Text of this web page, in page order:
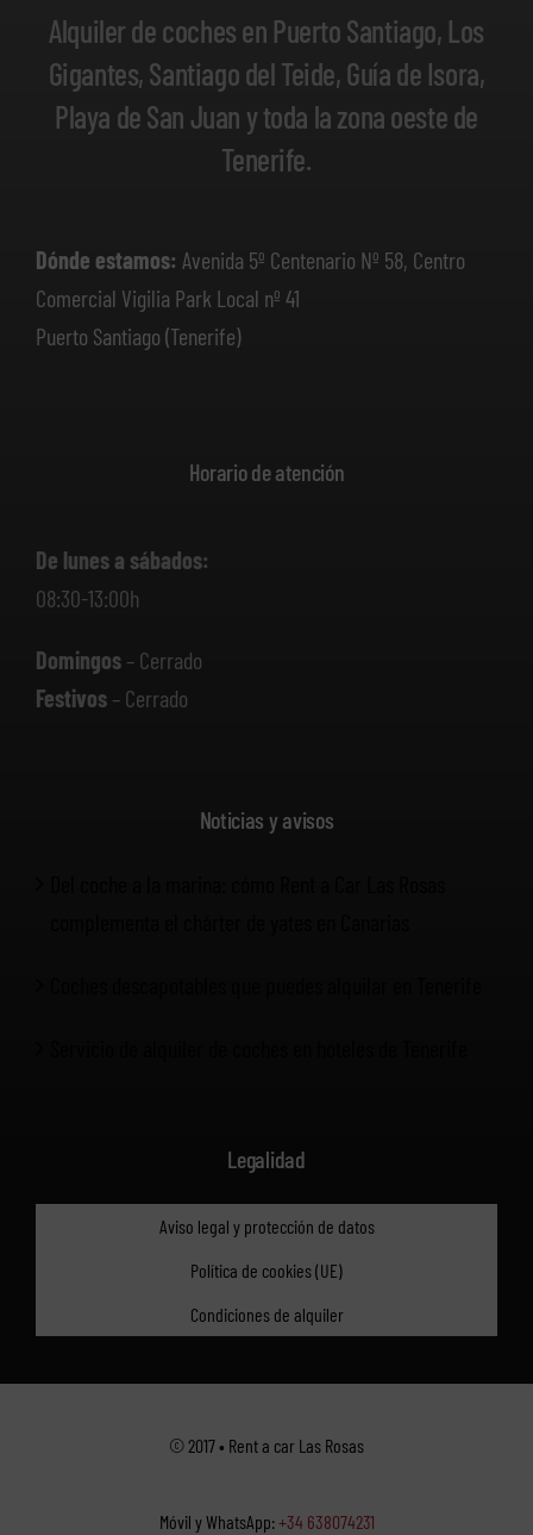
Alquiler de coches en Puerto Santiago, Los
Gigantes, Santiago del Teide, Guía de Isora,
Playa de San Juan y toda la zona oeste de
Tenerife.
Dónde estamos: Avenida 5º Centenario Nº 58, Centro
Comercial Vigilia Park Local nº 41
Puerto Santiago (Tenerife)
Horario de atención
De lunes a sábados:
08:30-13:00h
Domingos– Cerrado
Festivos– Cerrado
Noticias y avisos
Legalidad
Aviso legal y protección de datos
Política de cookies (UE)
Condiciones de alquiler
© 2017 • Rent a car Las Rosas
Móvil y WhatsApp:+34 638074231